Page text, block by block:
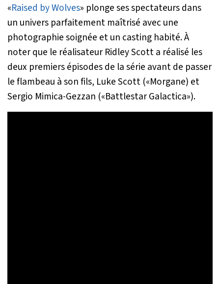
«Raised by Wolves» plonge ses spectateurs dans
un univers parfaitement maîtrisé avec une
photographie soignée et un casting habité. À
noter que le réalisateur Ridley Scott a réalisé les
deux premiers épisodes de la série avant de passer
le flambeau à son fils, Luke Scott («Morgane) et
Sergio Mimica-Gezzan («Battlestar Galactica»).